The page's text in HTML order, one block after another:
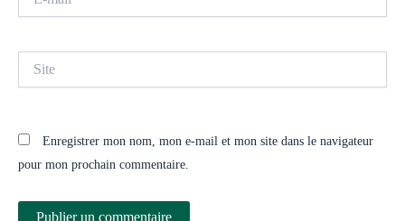
mail*
Enregistrer mon nom, mon e-mail et mon site dans le navigateur
pour mon prochain commentaire.